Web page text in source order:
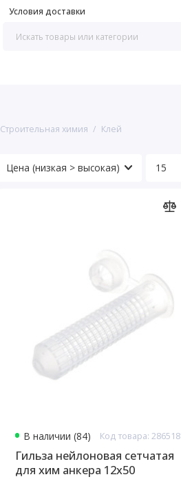
Условия доставки
Строительная химия Клей
В наличии (84) Код товара: 286518
Гильза нейлоновая сетчатая
для хим анкера 12х50